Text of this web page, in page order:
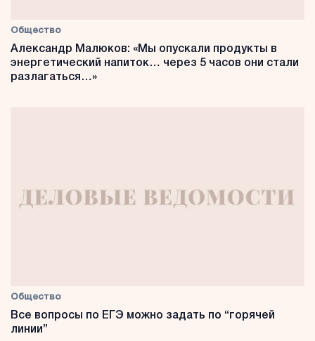
Общество
Александр Малюков: «Мы опускали продукты в
энергетический напиток… через 5 часов они стали
разлагаться…»
Общество
Все вопросы по ЕГЭ можно задать по “горячей
линии”